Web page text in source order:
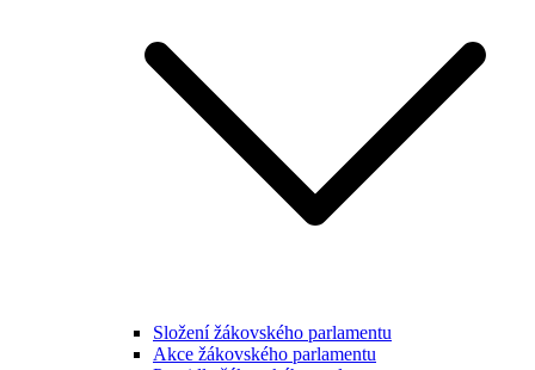
Složení žákovského parlamentu
Akce žákovského parlamentu